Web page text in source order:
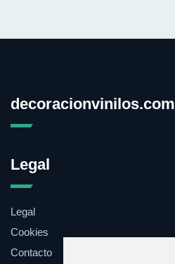
decoracionvinilos.com
Legal
Legal
Cookies
Contacto